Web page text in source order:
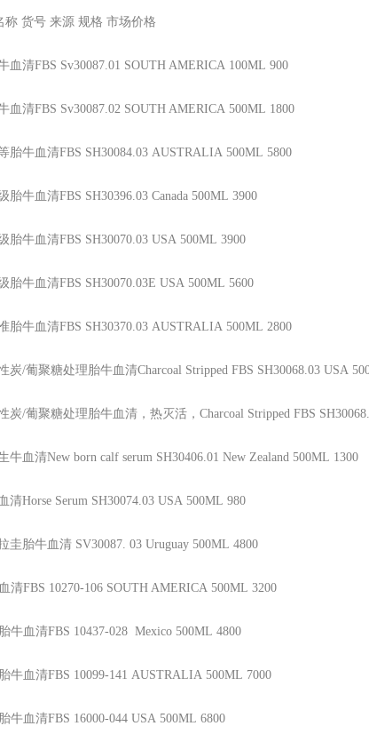
称 货号 来源 规格 市场价格
血清FBS Sv30087.01 SOUTH AMERICA 100ML 900
血清FBS Sv30087.02 SOUTH AMERICA 500ML 1800
胎牛血清FBS SH30084.03 AUSTRALIA 500ML 5800
胎牛血清FBS SH30396.03 Canada 500ML 3900
胎牛血清FBS SH30070.03 USA 500ML 3900
胎牛血清FBS SH30070.03E USA 500ML 5600
胎牛血清FBS SH30370.03 AUSTRALIA 500ML 2800
炭/葡聚糖处理胎牛血清Charcoal Stripped FBS SH30068.03 USA
炭/葡聚糖处理胎牛血清，热灭活，Charcoal Stripped FBS
牛血清New born calf serum SH30406.01 New Zealand 500ML 1300
清Horse Serum SH30074.03 USA 500ML 980
圭胎牛血清 SV30087. 03 Uruguay 500ML 4800
清FBS 10270-106 SOUTH AMERICA 500ML 3200
牛血清FBS 10437-028 Mexico 500ML 4800
牛血清FBS 10099-141 AUSTRALIA 500ML 7000
牛血清FBS 16000-044 USA 500ML 6800